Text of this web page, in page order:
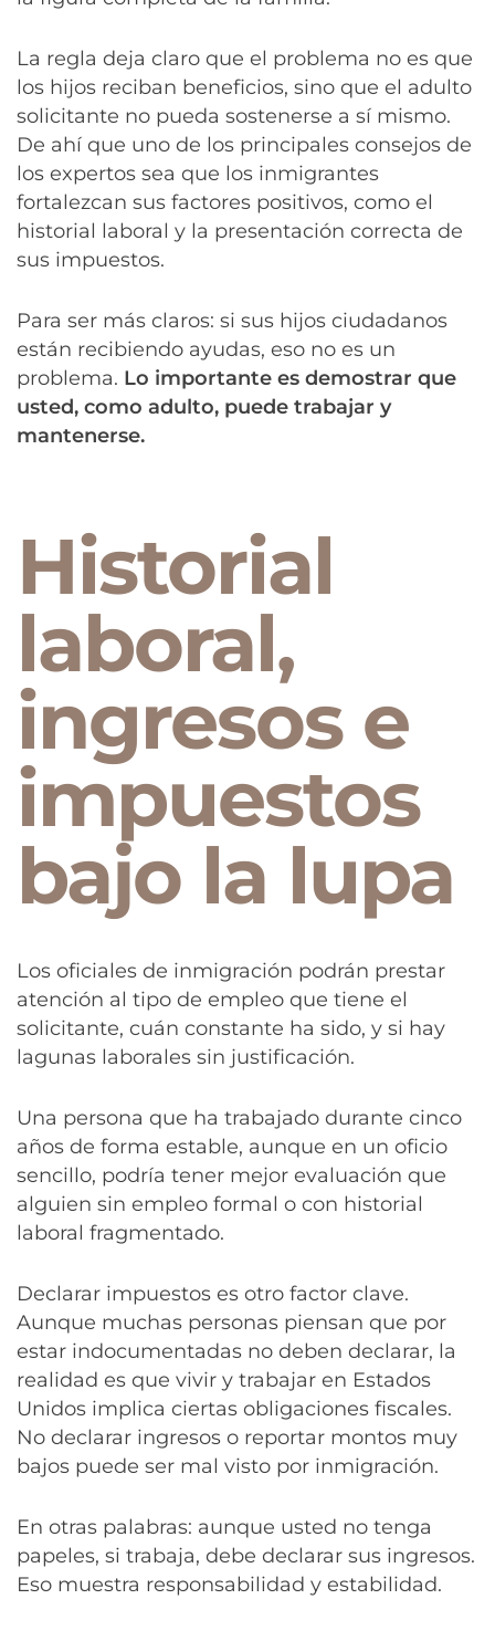
La regla deja claro que el problema no es que
los hijos reciban beneficios, sino que el adulto
solicitante no pueda sostenerse a sí mismo.
De ahí que uno de los principales consejos de
los expertos sea que los inmigrantes
fortalezcan sus factores positivos, como el
historial laboral y la presentación correcta de
sus impuestos.
Para ser más claros: si sus hijos ciudadanos
están recibiendo ayudas, eso no es un
problema. Lo importante es demostrar que
usted, como adulto, puede trabajar y
mantenerse.
Historial
laboral,
ingresos e
impuestos
bajo la lupa
Los oficiales de inmigración podrán prestar
atención al tipo de empleo que tiene el
solicitante, cuán constante ha sido, y si hay
lagunas laborales sin justificación.
Una persona que ha trabajado durante cinco
años de forma estable, aunque en un oficio
sencillo, podría tener mejor evaluación que
alguien sin empleo formal o con historial
laboral fragmentado.
Declarar impuestos es otro factor clave.
Aunque muchas personas piensan que por
estar indocumentadas no deben declarar, la
realidad es que vivir y trabajar en Estados
Unidos implica ciertas obligaciones fiscales.
No declarar ingresos o reportar montos muy
bajos puede ser mal visto por inmigración.
En otras palabras: aunque usted no tenga
papeles, si trabaja, debe declarar sus ingresos.
Eso muestra responsabilidad y estabilidad.